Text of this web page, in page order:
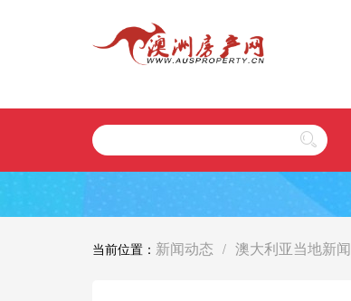
当前位置： 新闻动态 / 澳大利亚当地新闻